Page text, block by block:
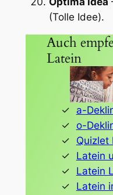
(Tolle Idee).
Auch
Latein
a-
o-
Quizlet
Latein
Latein
Latein